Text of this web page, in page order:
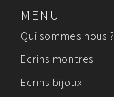
MENU
Qui sommes nous ?
Ecrins montres
Ecrins bijoux